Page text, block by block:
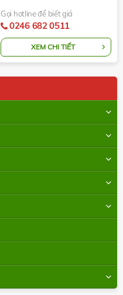
Gọi hotline để biết giá
0246 682 0511
XEM CHI TIẾT